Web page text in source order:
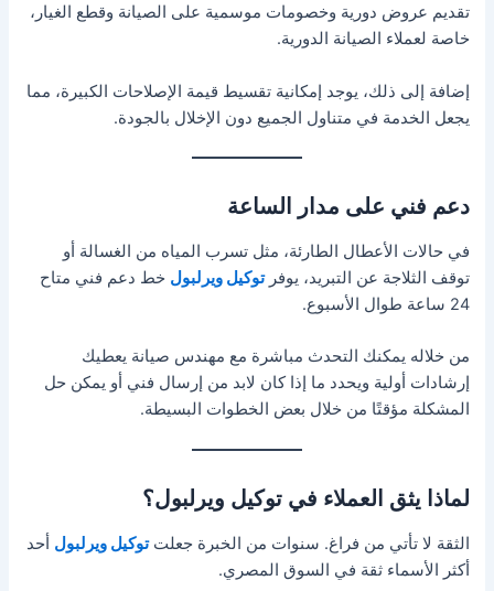
تقديم عروض دورية وخصومات موسمية على الصيانة وقطع الغيار،
خاصة لعملاء الصيانة الدورية.
إضافة إلى ذلك، يوجد إمكانية تقسيط قيمة الإصلاحات الكبيرة، مما
يجعل الخدمة في متناول الجميع دون الإخلال بالجودة.
دعم فني على مدار الساعة
في حالات الأعطال الطارئة، مثل تسرب المياه من الغسالة أو
توقف الثلاجة عن التبريد، يوفرتوكيل ويرلبول خط دعم فني متاح
24 ساعة طوال الأسبوع.
من خلاله يمكنك التحدث مباشرة مع مهندس صيانة يعطيك
إرشادات أولية ويحدد ما إذا كان لابد من إرسال فني أو يمكن حل
المشكلة مؤقتًا من خلال بعض الخطوات البسيطة.
لماذا يثق العملاء في توكيل ويرلبول؟
الثقة لا تأتي من فراغ. سنوات من الخبرة جعلتتوكيل ويرلبول أحد
أكثر الأسماء ثقة في السوق المصري.